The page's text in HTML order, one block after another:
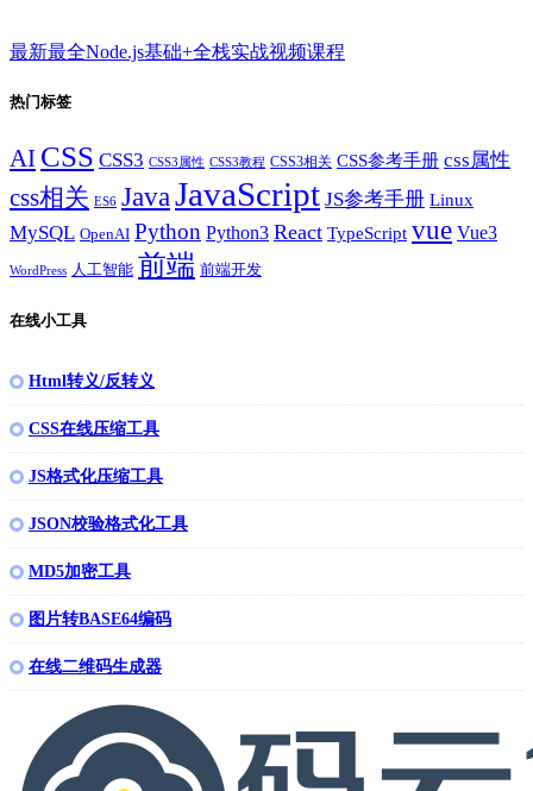
最新最全Node.js基础+全栈实战视频课程
热门标签
AI CSS CSS3 CSS3属性 CSS3教程 CSS3相关 CSS参考手册 css属性
css相关 ES6 JavaJavaScript JS参考手册 Linux
MySQL OpenAI Python Python3 React TypeScript vue Vue3
WordPress 人工智能 前端 前端开发
在线小工具
Html转义/反转义
CSS在线压缩工具
JS格式化压缩工具
JSON校验格式化工具
MD5加密工具
图片转BASE64编码
在线二维码生成器